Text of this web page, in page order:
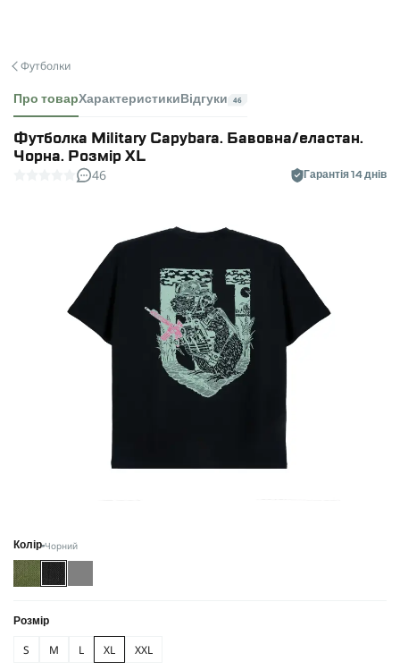
Футболки
Про товарХарактеристики Відгуки 46
Футболка Military Capybara. Бавовна/еластан.
Чорна. Розмір XL
46 Гарантія 14 днів
Колір Чорний
Розмір
S M L XL XXL